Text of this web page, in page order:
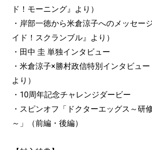
ド！モーニング』より）
・岸部一徳から米倉涼子へのメッセー
イド！スクランブル』より）
・田中 圭 単独インタビュー
・米倉涼子×勝村政信特別インタビュー
より）
・10周年記念チャレンジダービー
・スピンオフ「ドクターエッグス～研
～」（前編・後編）